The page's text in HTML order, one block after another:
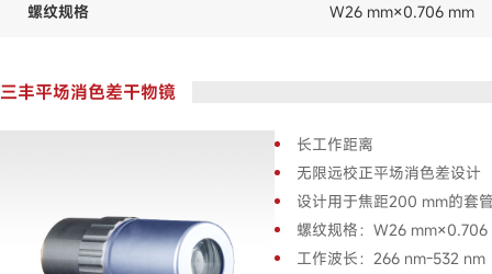
螺纹规格 W26 mm×0.706 mm
三丰平场消色差干物镜
长工作距离
无限远校正平场消色差设计
设计用于焦距200 mm的套
螺纹规格：W26 mm×0.706
工作波长：266 nm-532 nm